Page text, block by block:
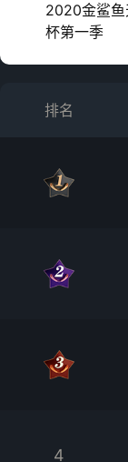
2020金鲨鱼
杯第一季
排名
4